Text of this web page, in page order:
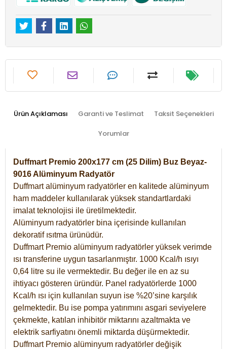
Ürün Açıklaması Garanti ve Teslimat Taksit Seçenekleri
Yorumlar
Duffmart Premio 200x177 cm (25 Dilim) Buz Beyaz-
9016 Alüminyum Radyatör
Duffmart alüminyum radyatörler en kalitede alüminyum
ham maddeler kullanılarak yüksek standartlardaki
imalat teknolojisi ile üretilmektedir.
Alüminyum radyatörler bina içerisinde kullanılan
dekoratif ısıtma ürünüdür.
Duffmart Premio alüminyum radyatörler yüksek verimde
ısı transferine uygun tasarlanmıştır. 1000 Kcal/h ısıyı
0,64 litre su ile vermektedir. Bu değer ile en az su
ihtiyacı gösteren üründür. Panel radyatörlerde 1000
Kcal/h ısı için kullanılan suyun ise %20’sine karşılık
gelmektedir. Bu ise pompa yatırımını asgari seviyelere
çekmekte, katılan inhibitör miktarını azaltmakta ve
elektrik sarfiyatını önemli miktarda düşürmektedir.
Duffmart Premio alüminyum radyatörler değişik